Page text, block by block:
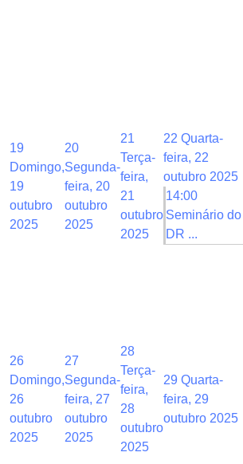
19
Domingo,
19
outubro
2025
20
Segunda-
feira, 20
outubro
2025
21
Terça-
feira,
21
outubro
2025
22 Quarta-
feira, 22
outubro 2025
14:00
Seminário do
DR ...
26
Domingo,
26
outubro
2025
27
Segunda-
feira, 27
outubro
2025
28
Terça-
feira,
28
outubro
2025
29 Quarta-
feira, 29
outubro 2025